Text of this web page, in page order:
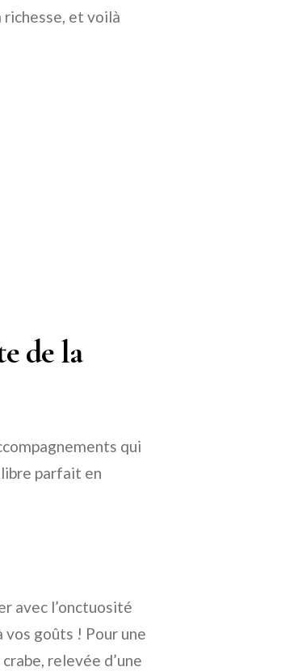
et voilà
de la
qui
parfait en
avec l’onctuosité
goûts ! Pour une
relevée d’une